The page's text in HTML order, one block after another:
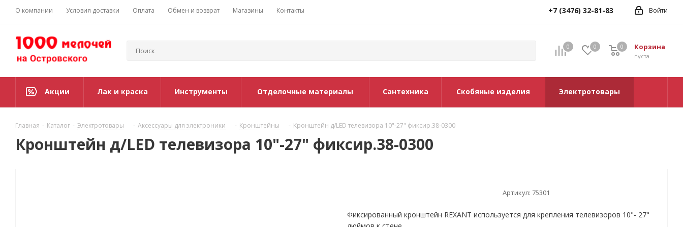
О компании Условия доставки Оплата Обмен и возврат Магазины Контакты Войти
+7 (3476) 32-81-83
0 0 Корзина
0
пуста
0
Акции Лак и краска Инструменты Отделочные материалы Сантехника Скобяные изделия Электротовары
Главная - Каталог - Электротовары - Аксессуары для электроники - Кронштейны - Кронштейн д/LED телевизора 10"-27" фиксир.38-0300
Кронштейн д/LED телевизора 10"-27" фиксир.38-0300
Артикул: 75301
Фиксированный кронштейн REXANT используется для крепления телевизоров 10"- 27"